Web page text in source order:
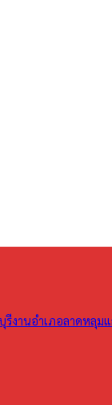
รีงานอำเภอลาดหลุม